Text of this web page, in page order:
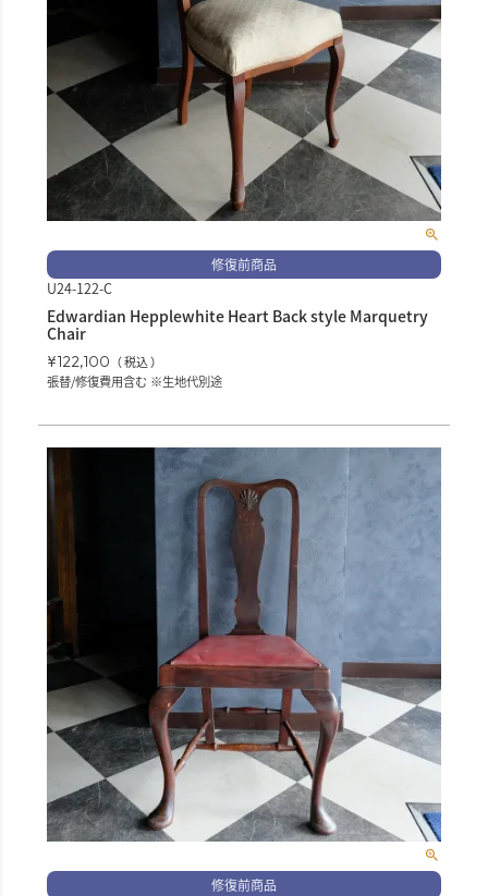
修復前商品
U24-122-C
Edwardian Hepplewhite Heart Back style Marquetry
Chair
¥122,100
税込
張替/修復費用含む ※生地代別途
修復前商品